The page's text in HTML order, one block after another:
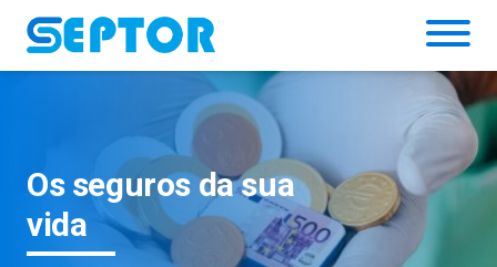
Simulador
Os seguros da sua
vida